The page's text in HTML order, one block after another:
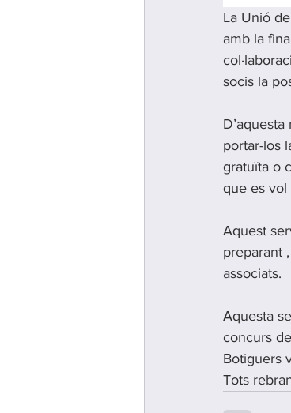
La Unió
amb la
socis la
portar-los
gratuïta o
que es vol
Aquest
preparant
associats.
Aquesta
concurs
Botiguers
Tots